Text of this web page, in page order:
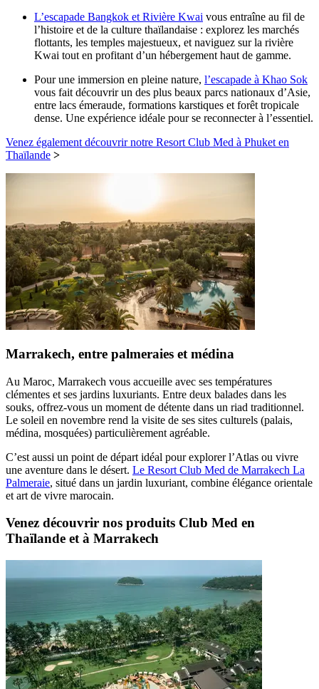
L’escapade Bangkok et Rivière Kwai vous entraîne au fil de
l’histoire et de la culture thaïlandaise : explorez les marchés
flottants, les temples majestueux, et naviguez sur la rivière
Kwai tout en profitant d’un hébergement haut de gamme.
Pour une immersion en pleine nature, l’escapade à Khao Sok
vous fait découvrir un des plus beaux parcs nationaux d’Asie,
entre lacs émeraude, formations karstiques et forêt tropicale
dense. Une expérience idéale pour se reconnecter à l’essentiel.
Venez également découvrir notre Resort Club Med à Phuket en
Thaïlande >
Marrakech, entre palmeraies et médina
Au Maroc, Marrakech vous accueille avec ses températures
clémentes et ses jardins luxuriants. Entre deux balades dans les
souks, offrez-vous un moment de détente dans un riad traditionnel.
Le soleil en novembre rend la visite de ses sites culturels (palais,
médina, mosquées) particulièrement agréable.
C’est aussi un point de départ idéal pour explorer l’Atlas ou vivre
une aventure dans le désert. Le Resort Club Med de Marrakech La
Palmeraie, situé dans un jardin luxuriant, combine élégance orientale
et art de vivre marocain.
Venez découvrir nos produits Club Med en
Thaïlande et à Marrakech